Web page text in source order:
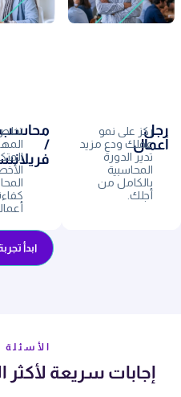
رجل
أعمال
ركز على نمو
عملك ودع مزيد
تدير الدورة
المحاسبية
بالكامل من
أجلك.
محاسب
/
ابدأ
إجابات سريعة